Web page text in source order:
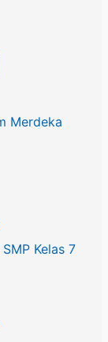
Merdeka
Kelas 7